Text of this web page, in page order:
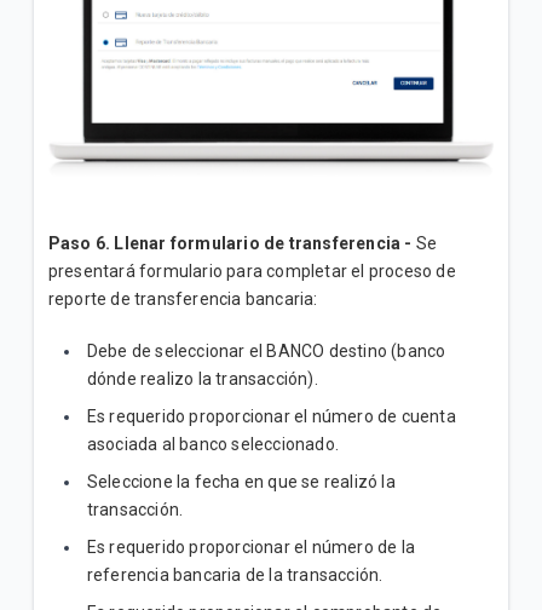
Paso 6. Llenar formulario de transferencia - Se
presentará formulario para completar el proceso de
reporte de transferencia bancaria:
Debe de seleccionar el BANCO destino (banco
dónde realizo la transacción).
Es requerido proporcionar el número de cuenta
asociada al banco seleccionado.
Seleccione la fecha en que se realizó la
transacción.
Es requerido proporcionar el número de la
referencia bancaria de la transacción.